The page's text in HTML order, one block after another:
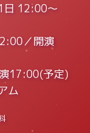
日 12:00～
／開演
17:00(予定)
ム